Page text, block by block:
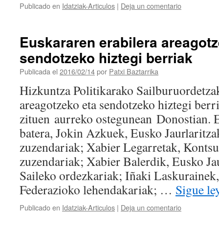
Publicado en Idatziak-Articulos | Deja un comentario
Euskararen erabilera
sendotzeko hiztegi berriak
Publicada el 2016/02/14por Patxi Baztarrika
Hizkuntza Politikarako
areagotzeko eta sendotzeko hiztegi
zituen aurreko ostegunean Donostian.
batera, Jokin Azkuek, Eusko
zuzendariak; Xabier Legarretak,
zuzendariak; Xabier Balerdik, Eusko
Saileko ordezkariak; Iñaki
Federazioko lehendakariak; … Sigue
Publicado en Idatziak-Articulos | Deja un comentario